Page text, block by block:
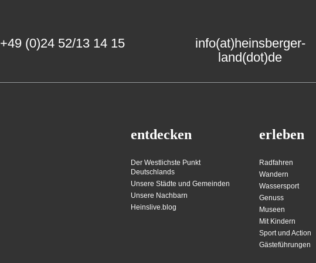
+49 (0)24 52/13 14 15
info(at)heinsberger-
land(dot)de
entdecken
Der Westlichste Punkt
Deutschlands
Unsere Städte und Gemeinden
Unsere Nachbarn
Heinslive.blog
erleben
Radfahren
Wandern
Wassersport
Genuss
Museen
Mit Kindern
Sport und Action
Gästeführungen